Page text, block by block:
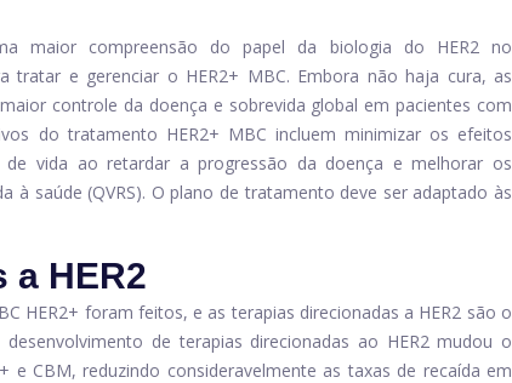
maior compreensão do papel da biologia do HER2 no
tratar e gerenciar o HER2+ MBC. Embora não haja cura, as
controle da doença e sobrevida global em pacientes com
do tratamento HER2+ MBC incluem minimizar os efeitos
vida ao retardar a progressão da doença e melhorar os
à saúde (QVRS). O plano de tratamento deve ser adaptado às
a HER2
HER2+ foram feitos, e as terapias direcionadas a HER2 são o
de terapias direcionadas ao HER2 mudou o
e CBM, reduzindo consideravelmente as taxas de recaída em